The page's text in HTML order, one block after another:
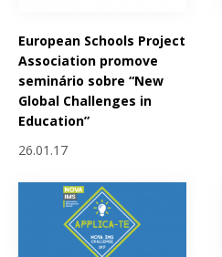
European Schools Project
Association promove
seminário sobre “New
Global Challenges in
Education”
26.01.17